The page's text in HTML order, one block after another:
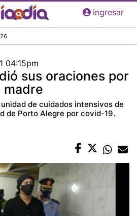
Pasar
al
principal
ingresar
04:15pm
sus oraciones por
madre
de cuidados intensivos de
de Porto Alegre por covid-19.